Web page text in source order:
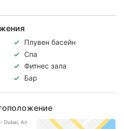
Плувен басейн
Спа
Фитнес зала
Бар
Dubai, Ал